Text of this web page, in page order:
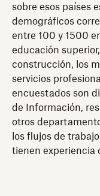
sobre esos países
demográficos
entre 100 y 1500
educación
construcción, los
servicios
encuestados son
de Información,
otros
los flujos de
tienen experiencia